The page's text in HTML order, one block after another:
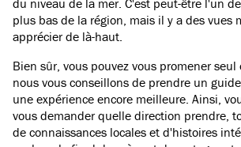
du niveau de la mer. C'est peut-être l'un
plus bas de la région, mais il y a des vues
apprécier de là-haut.
Bien sûr, vous pouvez vous promener
nous vous conseillons de prendre un
une expérience encore meilleure. Ainsi,
vous demander quelle direction prendre,
de connaissances locales et d'histoires